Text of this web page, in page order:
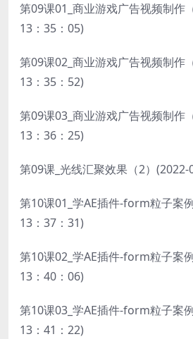
第09课01_商业游戏广告视频制作
13：35：05)
第09课02_商业游戏广告视频制作
13：35：52)
第09课03_商业游戏广告视频制作
13：36：25)
第09课_光线汇聚效果（2）
第10课01_学AE插件-form粒子案
13：37：31)
第10课02_学AE插件-form粒子案
13：40：06)
第10课03_学AE插件-form粒子案
13：41：22)